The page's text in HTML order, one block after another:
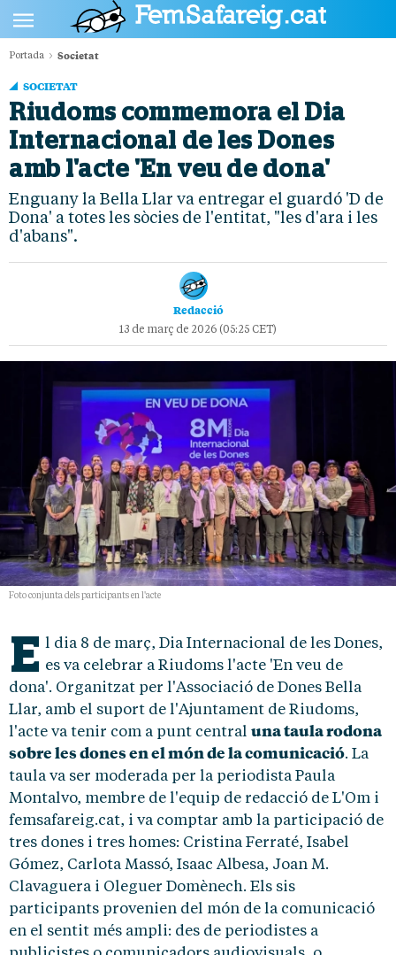
CULTURA
SOCIETAT
ESPORTS
OPINIÓ
Portada Societat
SOCIETAT
Riudoms commemora el Dia
Internacional de les Dones
amb l'acte 'En veu de dona'
Enguany la Bella Llar va entregar el guardó 'D de
Dona' a totes les sòcies de l'entitat, "les d'ara i les
d'abans".
Redacció
13 de març de 2026 (05:25 CET)
Foto conjunta dels participants en l'acte
E l dia 8 de març, Dia Internacional de les Dones,
es va celebrar a Riudoms l'acte 'En veu de
dona'. Organitzat per l'Associació de Dones Bella
Llar, amb el suport de l'Ajuntament de Riudoms,
l'acte va tenir com a punt central una taula rodona
sobre les dones en el món de la comunicació. La
taula va ser moderada per la periodista Paula
Montalvo, membre de l'equip de redacció de L'Om i
femsafareig.cat, i va comptar amb la participació de
tres dones i tres homes: Cristina Ferraté, Isabel
Gómez, Carlota Massó, Isaac Albesa, Joan M.
Clavaguera i Oleguer Domènech. Els sis
participants provenien del món de la comunicació
en el sentit més ampli: des de periodistes a